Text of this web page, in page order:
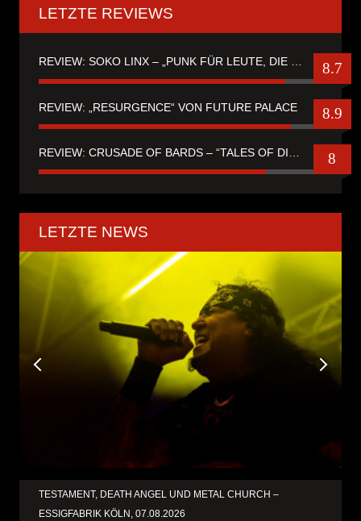
LETZTE REVIEWS
REVIEW: SOKO LINX – „PUNK FÜR LEUTE, DIE PUNK HASZEN“ 8.7
REVIEW: „RESURGENCE“ VON FUTURE PALACE 8.9
8
LETZTE NEWS
TESTAMENT, DEATH ANGEL UND METAL CHURCH –
ESSIGFABRIK KÖLN, 07.08.2026